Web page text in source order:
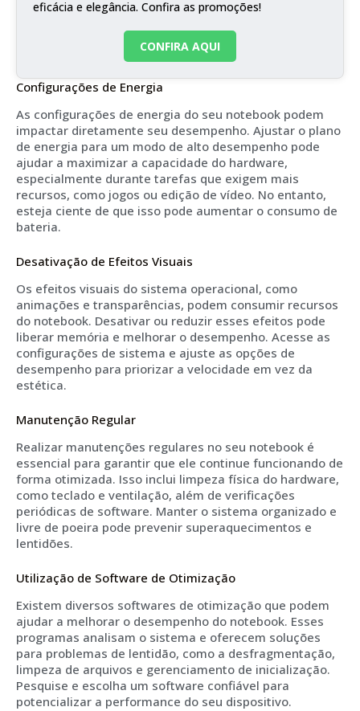
eficácia e elegância. Confira as promoções!
CONFIRA AQUI
Configurações de Energia
As configurações de energia do seu notebook podem
impactar diretamente seu desempenho. Ajustar o plano
de energia para um modo de alto desempenho pode
ajudar a maximizar a capacidade do hardware,
especialmente durante tarefas que exigem mais
recursos, como jogos ou edição de vídeo. No entanto,
esteja ciente de que isso pode aumentar o consumo de
bateria.
Desativação de Efeitos Visuais
Os efeitos visuais do sistema operacional, como
animações e transparências, podem consumir recursos
do notebook. Desativar ou reduzir esses efeitos pode
liberar memória e melhorar o desempenho. Acesse as
configurações de sistema e ajuste as opções de
desempenho para priorizar a velocidade em vez da
estética.
Manutenção Regular
Realizar manutenções regulares no seu notebook é
essencial para garantir que ele continue funcionando de
forma otimizada. Isso inclui limpeza física do hardware,
como teclado e ventilação, além de verificações
periódicas de software. Manter o sistema organizado e
livre de poeira pode prevenir superaquecimentos e
lentidões.
Utilização de Software de Otimização
Existem diversos softwares de otimização que podem
ajudar a melhorar o desempenho do notebook. Esses
programas analisam o sistema e oferecem soluções
para problemas de lentidão, como a desfragmentação,
limpeza de arquivos e gerenciamento de inicialização.
Pesquise e escolha um software confiável para
potencializar a performance do seu dispositivo.